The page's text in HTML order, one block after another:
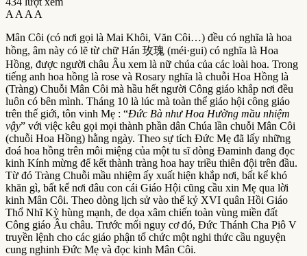
A A A A
Mân Côi (có nơi gọi là Mai Khôi, Văn Côi…) đều có nghĩa là hoa
hồng, âm này có lẽ từ chữ Hán 玫瑰 (méi·gui) có nghĩa là Hoa
Hồng, được người châu Âu xem là nữ chúa của các loài hoa. Trong
tiếng anh hoa hồng là rose và Rosary nghĩa là chuỗi Hoa Hồng là
(Tràng) Chuỗi Mân Côi mà hầu hết người Công giáo khắp nơi đều
luôn có bên mình. Tháng 10 là lúc mà toàn thể giáo hội công giáo
trên thế giới, tôn vinh Mẹ : “Đức Bà như Hoa Hường mầu nhiệm
vậy” với việc kêu gọi mọi thành phần dân Chúa lần chuỗi Mân Côi
(chuỗi Hoa Hồng) hằng ngày. Theo sự tích Đức Mẹ đã lấy những
đoá hoa hồng trên môi miệng của một tu sĩ dòng Đaminh đang đọc
kinh Kính mừng để kết thành tràng hoa hay triều thiên đội trên đầu.
Từ đó Tràng Chuỗi mầu nhiệm ấy xuất hiện khắp nơi, bất kể khó
khăn gì, bất kể nơi đâu con cái Giáo Hội cũng cầu xin Mẹ qua lời
kinh Mân Côi. Theo dòng lịch sử vào thế kỷ XVI quân Hồi Giáo
Thổ Nhĩ Kỳ hùng mạnh, đe dọa xâm chiến toàn vùng miền đất
Công giáo Âu châu. Trước mối nguy cơ đó, Đức Thánh Cha Piô V
truyền lệnh cho các giáo phận tổ chức một nghi thức cầu nguyện
cung nghinh Đức Mẹ và đọc kinh Mân Côi.